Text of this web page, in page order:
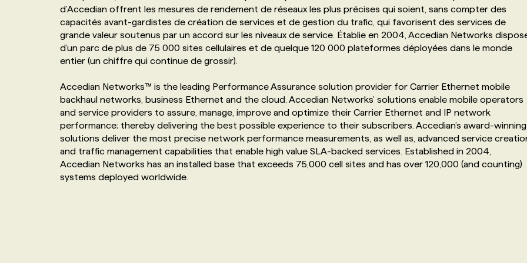
NOS TARIFS
PROGRAMMES DE SUBVENTIONS
ANNONCEZ AVEC NOUS
ANNONCEZ AVEC NOUS
d’Accedian offrent les mesures de rendement de réseaux les plus précises qui soient, sans compter des
capacités avant-gardistes de création de services et de gestion du trafic, qui favorisent des services de
grande valeur soutenus par un accord sur les niveaux de service. Établie en 2004, Accedian Networks
d’un parc de plus de 75 000 sites cellulaires et de quelque 120 000 plateformes déployées dans le monde
entier (un chiffre qui continue de grossir).
Accedian Networks™ is the leading Performance Assurance solution provider for Carrier Ethernet mobile
backhaul networks, business Ethernet and the cloud. Accedian Networks’ solutions enable mobile operators
and service providers to assure, manage, improve and optimize their Carrier Ethernet and IP network
performance; thereby delivering the best possible experience to their subscribers. Accedian’s award-winning
solutions deliver the most precise network performance measurements, as well as, advanced service
and traffic management capabilities that enable high value SLA-backed services. Established in 2004,
Accedian Networks has an installed base that exceeds 75,000 cell sites and has over 120,000 (and counting)
systems deployed worldwide.